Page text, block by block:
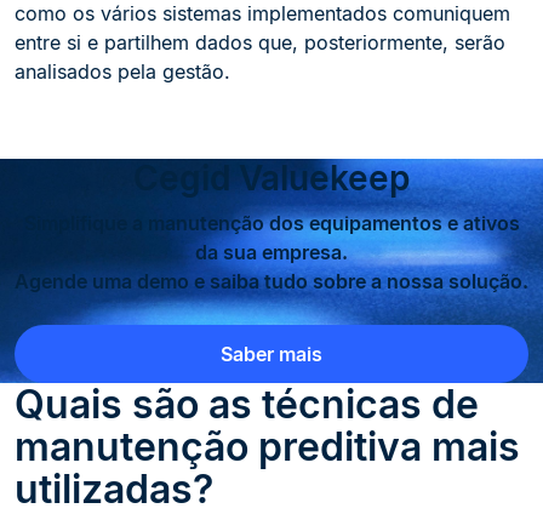
como os vários sistemas implementados comuniquem
entre si e partilhem dados que, posteriormente, serão
analisados pela gestão.
Cegid Valuekeep
Simplifique a manutenção dos equipamentos e ativos
da sua empresa.
Agende uma demo e saiba tudo sobre a nossa solução.
Saber mais
Quais são as técnicas de
manutenção preditiva mais
utilizadas?